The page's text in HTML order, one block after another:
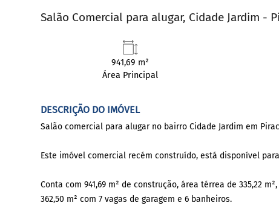
Salão Comercial para alugar, Cidade Jardim -
941,69 m²
Área Principal
DESCRIÇÃO DO IMÓVEL
Salão comercial para alugar no bairro Cidade Jardim em
Este imóvel comercial recém construído, está disponível
Conta com 941,69 m² de construção, área térrea de 335,22
362,50 m² com 7 vagas de garagem e 6 banheiros.